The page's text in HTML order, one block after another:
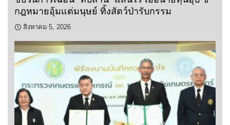
กฎหมายอุ้มแต่มนุษย์ ทิ้งสัตว์ป่ารับกรรม
สิงหาคม 5, 2026